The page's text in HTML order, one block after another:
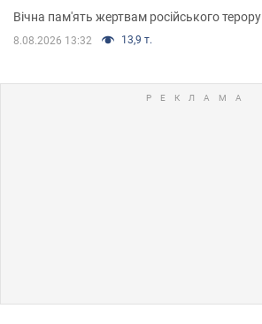
Вічна пам'ять жертвам російського терору
8.08.2026 13:32 13,9 т.